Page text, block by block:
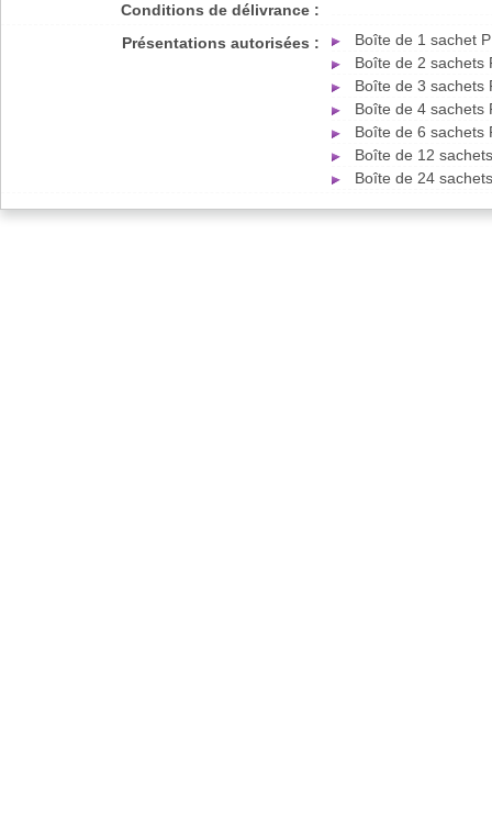
Conditions de délivrance :
Présentations autorisées :
Boîte de 1 sachet
Boîte de 2 sachets
Boîte de 3 sachets
Boîte de 4 sachets
Boîte de 6 sachets
Boîte de 12
Boîte de 24